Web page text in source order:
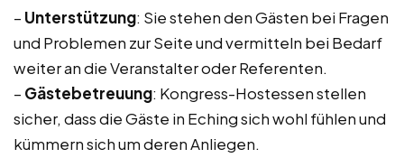
– Unterstützung: Sie stehen den Gästen bei Fragen
und Problemen zur Seite und vermitteln bei Bedarf
weiter an die Veranstalter oder Referenten.
– Gästebetreuung: Kongress-Hostessen stellen
sicher, dass die Gäste in Eching sich wohl fühlen und
kümmern sich um deren Anliegen.